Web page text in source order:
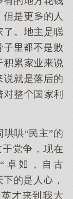
但是更的人
。主是聪
不是败
累业说
就是落的
整国利
哄“民主”的
党争，现在
卓，古
的是人，
才我